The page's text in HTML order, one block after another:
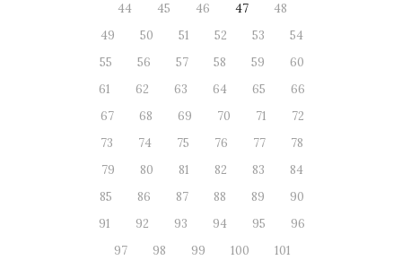
44
45 46 47
48
49
50 51 52 53
54
55
56 57 58 59
60
61
62 63 64 65
66
67
68 69 70 71
72
73
74 75 76 77
78
79
80 81 82 83
84
85
86 87 88 89
90
91
92 93 94 95
96
97
98 99 100
101